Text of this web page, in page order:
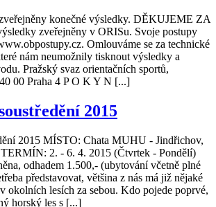
konečné výsledky. DĚKUJEME ZA
zveřejněny v ORISu. Svoje postupy
Omlouváme se za technické
nám neumožnily tisknout výsledky a
Pražský svaz orientačních sportů,
00 Praha 4 P O K Y N [...]
2015
2015 MÍSTO: Chata MUHU - Jindřichov,
2. - 6. 4. 2015 (Čtvrtek - Pondělí)
odhadem 1.500,- (ubytování včetně plné
představovat, většina z nás má již nějaké
okolních lesích za sebou. Kdo pojede poprvé,
horský les s [...]